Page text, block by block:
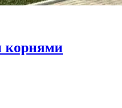
корнями